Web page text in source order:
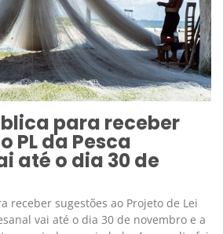
para receber
PL da Pesca
até o dia 30 de
receber sugestões ao Projeto de Lei
vai até o dia 30 de novembro e a